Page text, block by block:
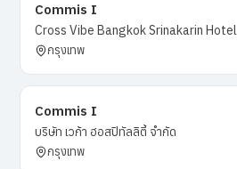
Commis I
Cross Vibe Bangkok Srinakarin Hotel
กรุงเทพ
Commis I
บริษัท เวก้า ฮอสปิทัลลิตี้ จำกัด
กรุงเทพ